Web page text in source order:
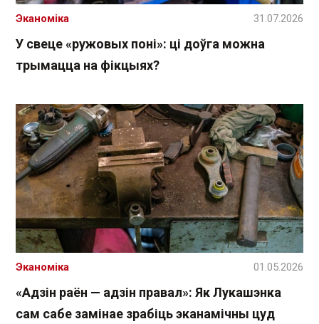
У свеце «ружовых поні»: ці доўга можна
трымацца на фікцыях?
Эканоміка 31.07.2026
«Адзін раён — адзін правал»: Як Лукашэнка
сам сабе замінае зрабіць эканамічны цуд
Эканоміка 01.05.2026